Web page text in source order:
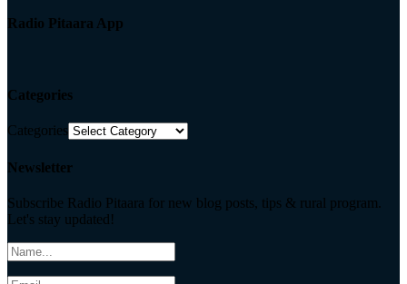
Radio Pitaara App
Categories
Categories
Newsletter
Subscribe Radio Pitaara for new blog posts, tips & rural program.
Let's stay updated!